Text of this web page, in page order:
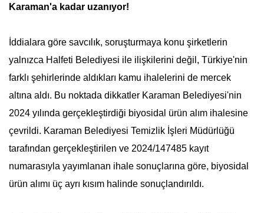
Karaman'a kadar uzanıyor!
İddialara göre savcılık, soruşturmaya konu şirketlerin
yalnızca Halfeti Belediyesi ile ilişkilerini değil, Türkiye'nin
farklı şehirlerinde aldıkları kamu ihalelerini de mercek
altına aldı. Bu noktada dikkatler Karaman Belediyesi'nin
2024 yılında gerçekleştirdiği biyosidal ürün alım ihalesine
çevrildi. Karaman Belediyesi Temizlik İşleri Müdürlüğü
tarafından gerçekleştirilen ve 2024/147485 kayıt
numarasıyla yayımlanan ihale sonuçlarına göre, biyosidal
ürün alımı üç ayrı kısım halinde sonuçlandırıldı.